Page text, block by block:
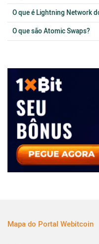
O que é Lightning Network
O que são Atomic Swaps?
Mapa do Portal Webitcoin